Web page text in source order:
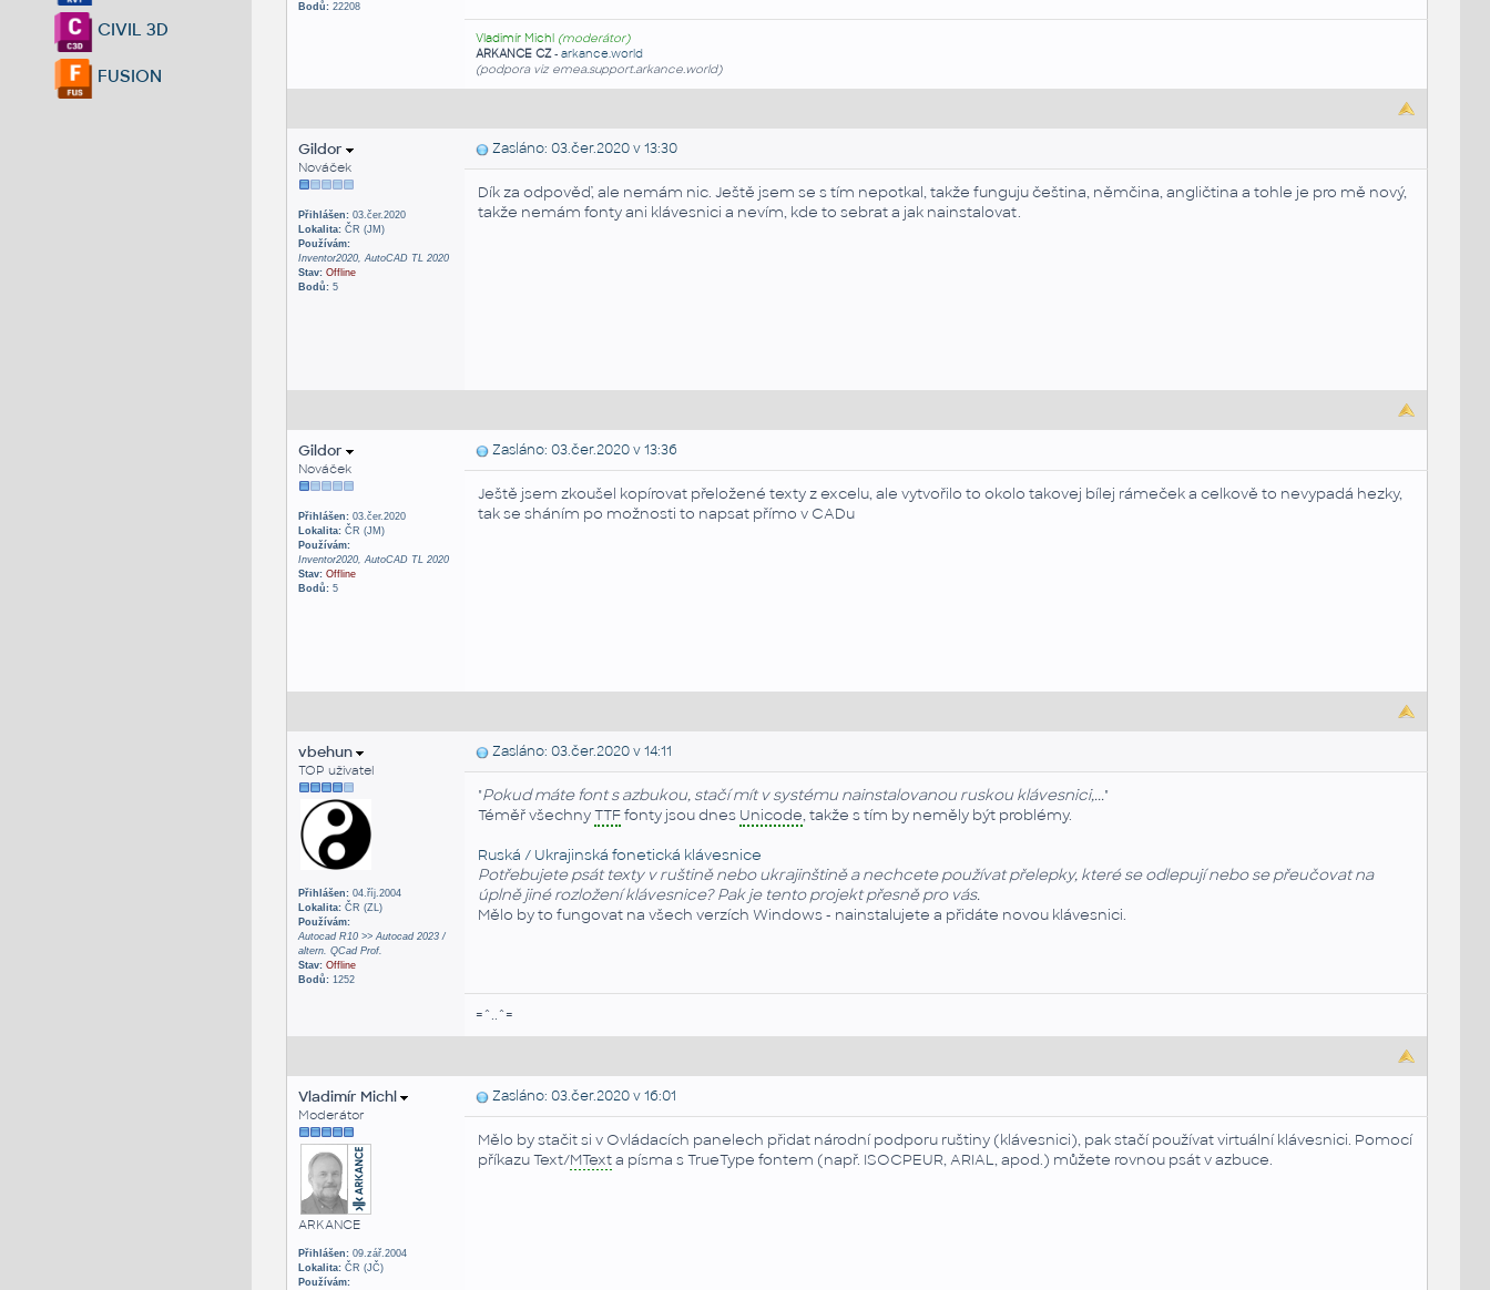
CIVIL 3D
FUSION
Bodů:22208
Vladimír Michl (moderátor)
ARKANCE CZ- arkance.world
(podpora viz emea.support.arkance.world)
Gildor
Nováček
Přihlášen:03.čer.2020
Lokalita:ČR (JM)
Používám:
Inventor2020, AutoCAD TL 2020
Stav: Offline
Bodů:5
Zasláno: 03.čer.2020 v 13:30
Dík za odpověď, ale nemám nic. Ještě jsem se s tím nepotkal, takže funguju čeština, němčina, angličtina a tohle je pro mě nový,
takže nemám fonty ani klávesnici a nevím, kde to sebrat a jak nainstalovat.
Gildor
Nováček
Přihlášen:03.čer.2020
Lokalita:ČR (JM)
Používám:
Inventor2020, AutoCAD TL 2020
Stav: Offline
Bodů:5
Zasláno: 03.čer.2020 v 13:36
Ještě jsem zkoušel kopírovat přeložené texty z excelu, ale vytvořilo to okolo takovej bílej rámeček a celkově to nevypadá hezky,
tak se sháním po možnosti to napsat přímo v CADu
vbehun
TOP uživatel
Přihlášen:04.říj.2004
Lokalita:ČR (ZL)
Používám:
Autocad R10 >> Autocad 2023 /
altern. QCad Prof.
Stav: Offline
Bodů:1252
Zasláno: 03.čer.2020 v 14:11
"Pokud máte font s azbukou, stačí mít v systému nainstalovanou ruskou klávesnici,..."
Téměř všechnyTTFfonty jsou dnes Unicode, takže s tím by neměly být problémy.
Ruská / Ukrajinská fonetická klávesnice
Potřebujete psát texty v ruštině nebo ukrajinštině a nechcete používat přelepky, které se odlepují nebo se přeučovat na
úplně jiné rozložení klávesnice? Pak je tento projekt přesně pro vás.
Mělo by to fungovat na všech verzích Windows - nainstalujete a přidáte novou klávesnici.
=^..^=
Vladimír Michl
Moderátor
ARKANCE
Přihlášen:09.zář.2004
Lokalita:ČR (JČ)
Používám:
Zasláno: 03.čer.2020 v 16:01
Mělo by stačit si v Ovládacích panelech přidat národní podporu ruštiny (klávesnici), pak stačí používat virtuální klávesnici. Pomocí
příkazu Text/MTexta písma s TrueType fontem (např. ISOCPEUR, ARIAL, apod.) můžete rovnou psát v azbuce.